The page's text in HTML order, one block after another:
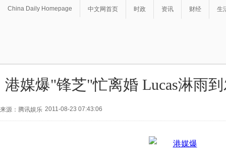
China Daily Homepage 中文网首页 时政 资讯 财经 生
港媒爆"锋芝"忙离婚 Lucas淋雨
来源：腾讯娱乐 2011-08-23 07:43:06